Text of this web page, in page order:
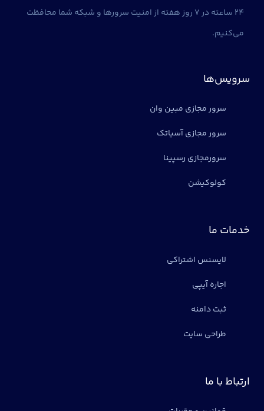
24 ساعته در 7 روز هفته از امنیت سرورها و شبکه شما محافظت
می‌کنیم.
سرویس‌ها
سرور مجازی مبین وان
سرور مجازی آسیاتک
سرورمجازی رسپینا
کولوکیشن
خدمات ما
لایسنس اشتراکی
اجاره آیپی
ثبت دامنه
طراحی سایت
ارتباط با ما